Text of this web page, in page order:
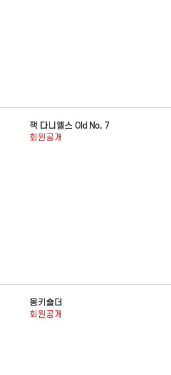
잭 다니엘스 Old No. 7
회원공개
몽키숄더
회원공개